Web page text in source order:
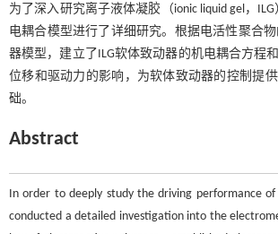
为了深入研究离子液体凝胶（ionic liquid gel，
电耦合模型进行了详细研究。根据电活性聚合
器模型，建立了ILG软体致动器的机电耦合方程
位移和驱动力的影响，为软体致动器的控制提
础。
Abstract
In order to deeply study the driving performance
conducted a detailed investigation into the